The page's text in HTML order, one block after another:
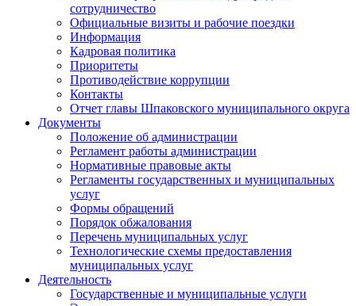
сотрудничество
Официальные визиты и рабочие поездки
Информация
Кадровая политика
Приоритеты
Противодействие коррупции
Контакты
Отчет главы Шпаковского муниципального округа
Документы
Положение об администрации
Регламент работы администрации
Нормативные правовые акты
Регламенты государственных и муниципальных
услуг
Формы обращений
Порядок обжалования
Перечень муниципальных услуг
Технологические схемы предоставления
муниципальных услуг
Деятельность
Государственные и муниципальные услуги